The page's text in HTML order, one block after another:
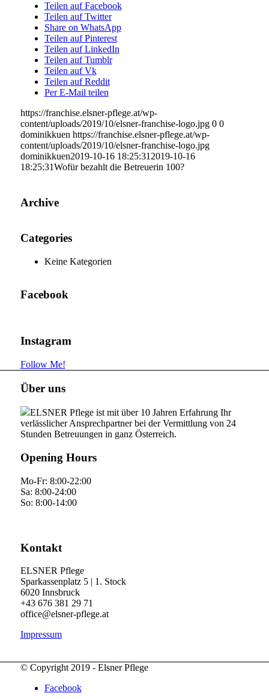
Teilen auf Facebook
Teilen auf Twitter
Share on WhatsApp
Teilen auf Pinterest
Teilen auf LinkedIn
Teilen auf Tumblr
Teilen auf Vk
Teilen auf Reddit
Per E-Mail teilen
https://franchise.elsner-pflege.at/wp-
content/uploads/2019/10/elsner-franchise-logo.jpg 0 0
dominikkuen https://franchise.elsner-pflege.at/wp-
content/uploads/2019/10/elsner-franchise-logo.jpg
dominikkuen2019-10-16 18:25:31 2019-10-16
18:25:31Wofür bezahlt die Betreuerin 100?
Archive
Categories
Keine Kategorien
Facebook
Instagram
Follow Me!
Über uns
ELSNER Pflege ist mit über 10 Jahren Erfahrung Ihr
verlässlicher Ansprechpartner bei der Vermittlung von 24
Stunden Betreuungen in ganz Österreich.
Opening Hours
Mo-Fr: 8:00-22:00
Sa: 8:00-24:00
So: 8:00-14:00
Kontakt
ELSNER Pflege
Sparkassenplatz 5 | 1. Stock
6020 Innsbruck
+43 676 381 29 71
office@elsner-pflege.at
Impressum
© Copyright 2019 - Elsner Pflege
Facebook